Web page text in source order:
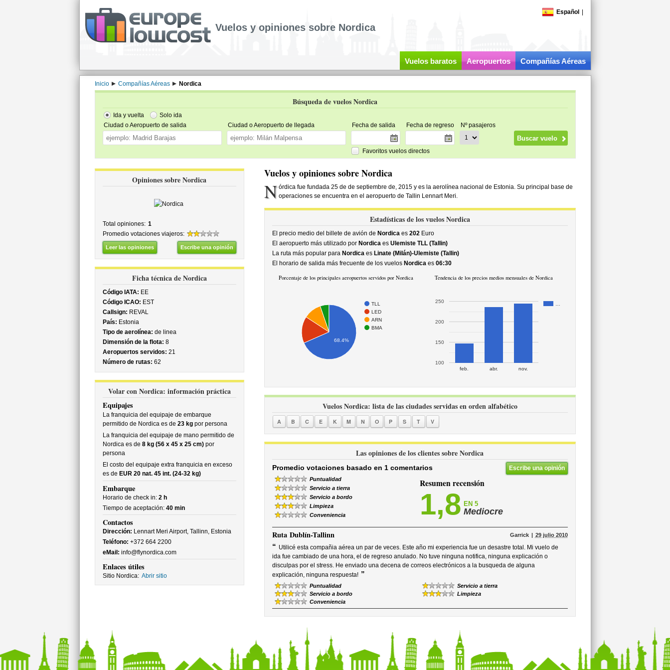
Español
Vuelos y opiniones sobre Nordica
Vuelos baratos Aeropuertos Compañías Aéreas
Inicio Compañías Aéreas Nordica
Búsqueda de vuelos Nordica
Ida y vuelta
Solo ida
Ciudad o Aeropuerto de salida
Ciudad o Aeropuerto de llegada Fecha de salida Fecha de regreso Nº pasajeros
Favoritos vuelos directos
Opiniones sobre Nordica
Total opiniones: 1
Promedio votaciones viajeros:
Leer las opiniones Escribe una opinión
Ficha técnica de Nordica
Código IATA: EE
Código ICAO: EST
Callsign: REVAL
País: Estonia
Tipo de aerolínea: de linea
Dimensión de la flota: 8
Aeropuertos servidos: 21
Número de rutas: 62
Volar con Nordica: información práctica
Equipajes
La franquicia del equipaje de embarque
permitido de Nordica es de 23 kgpor persona
La franquicia del equipaje de mano permitido de
Nordica es de 8 kg (56 x 45 x 25 cm)por
persona
El costo del equipaje extra franquicia en exceso
es de EUR 20 nat. 45 int. (24-32 kg)
Embarque
Horario de check in: 2 h
Tiempo de aceptación: 40 min
Contactos
Dirección: Lennart Meri Airport, Tallinn, Estonia
Teléfono: +372 664 2200
eMail: info@flynordica.com
Enlaces útiles
Sitio Nordica: Abrir sitio
Vuelos y opiniones sobre Nordica
N órdica fue fundada 25 de de septiembre de, 2015 y es la aerolínea nacional de Estonia. Su principal base de
operaciones se encuentra en el aeropuerto de Tallin Lennart Meri.
Estadísticas de los vuelos Nordica
El precio medio del billete de avión de Nordicaes 202Euro
El aeropuerto más utilizado por Nordicaes Ulemiste TLL (Tallin)
La ruta más popular para Nordicaes Linate (Milán)-Ulemiste (Tallin)
El horario de salida más frecuente de los vuelos Nordicaes 06:30
Porcentaje de los principales aeropuertos servidos por Nordica
TLL
LED
ARN
BMA
68.4%
Tendencia de los precios medios mensuales de Nordica
feb. abr. nov.
100
150
200
250
Vuelos Nordica: lista de las ciudades servidas en orden alfabético
A B C E K M N O P S T V
Las opiniones de los clientes sobre Nordica
Escribe una opinión
Promedio votaciones basado en 1 comentarios
Puntualidad
Servicio a tierra
Servicio a bordo
Limpieza
Conveniencia
Resumen recensión
1,8 EN 5
Mediocre
Ruta Dublín-Tallinn Garrick 29 julio 2010
“ Utilicé esta compañia aérea un par de veces. Este año mi experiencia fue un desastre total. Mi vuelo de
ida fue cambiado de una hora, el de regreso anulado. No tuve ninguna notifica, ninguna explicación o
disculpas por el stress. He enviado una decena de correos electrónicos a la busqueda de alguna
explicación, ninguna respuesta! ”
Puntualidad
Servicio a tierra
Servicio a bordo
Limpieza
Conveniencia